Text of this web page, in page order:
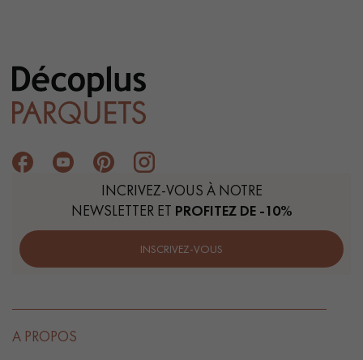
INCRIVEZ-VOUS À NOTRE
NEWSLETTER ET PROFITEZ DE -10%
INSCRIVEZ-VOUS
A PROPOS